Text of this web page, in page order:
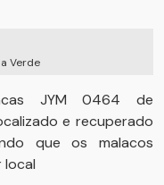
Verde
JYM 0464 de
e recuperado
que os malacos
local